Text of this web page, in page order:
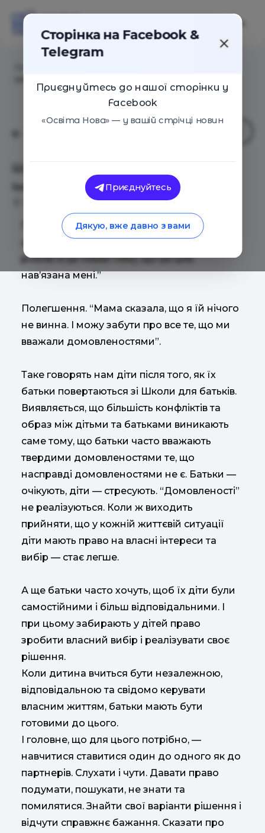
Школа для батьків "Майбутні".
Інтенсив.
23 Березня 2019 5746
Подив. “Батьки запитали мене, чого я
дійсно хочу. Вони перепитують чи не
роблю я це тільки тому, що ця ціль
нав’язана мені.”
Полегшення. “Мама сказала, що я їй нічого
не винна. І можу забути про все те, що ми
вважали домовленостями”.
Таке говорять нам діти після того, як їх
батьки повертаються зі Школи для батьків.
Виявляється, що більшість конфліктів та
образ між дітьми та батьками виникають
саме тому, що батьки часто вважають
твердими домовленостями те, що
насправді домовленостями не є. Батьки —
очікують, діти — стресують. “Домовленості”
не реалізуються. Коли ж виходить
прийняти, що у кожній життєвій ситуації
діти мають право на власні інтереси та
вибір — стає легше.
А ще батьки часто хочуть, щоб їх діти були
самостійними і більш відповідальними. І
при цьому забирають у дітей право
зробити власний вибір і реалізувати своє
рішення.
Коли дитина вчиться бути незалежною,
відповідальною та свідомо керувати
власним життям, батьки мають бути
готовими до цього.
І головне, що для цього потрібно, —
навчитися ставитися один до одного як до
партнерів. Слухати і чути. Давати право
подумати, пошукати, не знати та
помилятися. Знайти свої варіанти рішення і
відчути справжнє бажання. Сказати про
Сторінка на Facebook &
Telegram
Приєднуйтесь до нашої сторінки у
Facebook
«Освіта Нова» — у вашій стрічці новин
Приєднуйтесь
Дякую, вже давно з вами